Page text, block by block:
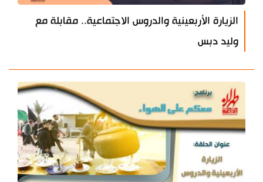
الزيارة الأربعينية والدروس الاجتماعية.. مقابلة مع
وليد دبس